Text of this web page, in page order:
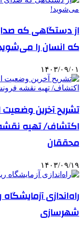
از دستگاهی که
که انسان را
۱۴۰۳/۰۹/۰۱
تشریح آخرین
اکتشاف/ تهیه
محققان
۱۴۰۳/۰۹/۱۹
راه‌اندازی
شهرسازی